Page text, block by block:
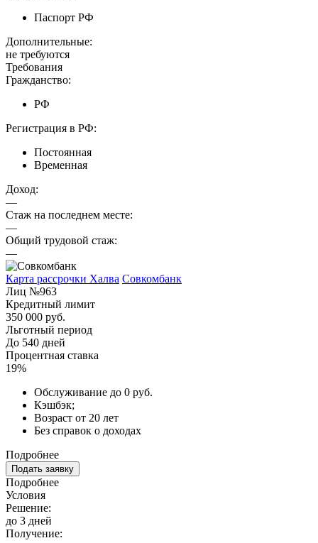
Паспорт РФ
Дополнительные:
не требуются
Требования
Гражданство:
РФ
Регистрация в РФ:
Постоянная
Временная
Доход:
—
Стаж на последнем месте:
—
Общий трудовой стаж:
—
Карта рассрочки Халва Совкомбанк
Лиц №963
Кредитный лимит
350 000 руб.
Льготный период
До 540 дней
Процентная ставка
19%
Обслуживание до 0 руб.
Кэшбэк;
Возраст от 20 лет
Без справок о доходах
Подробнее
Подать заявку
Подробнее
Условия
Решение:
до 3 дней
Получение: